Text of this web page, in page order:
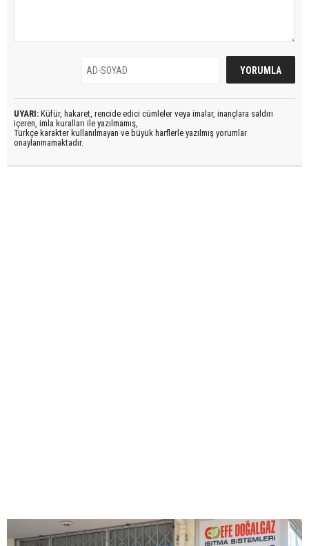
UYARI: Küfür, hakaret, rencide edici cümleler veya imalar, inançlara saldırı
içeren, imla kuralları ile yazılmamış,
Türkçe karakter kullanılmayan ve büyük harflerle yazılmış yorumlar
onaylanmamaktadır.